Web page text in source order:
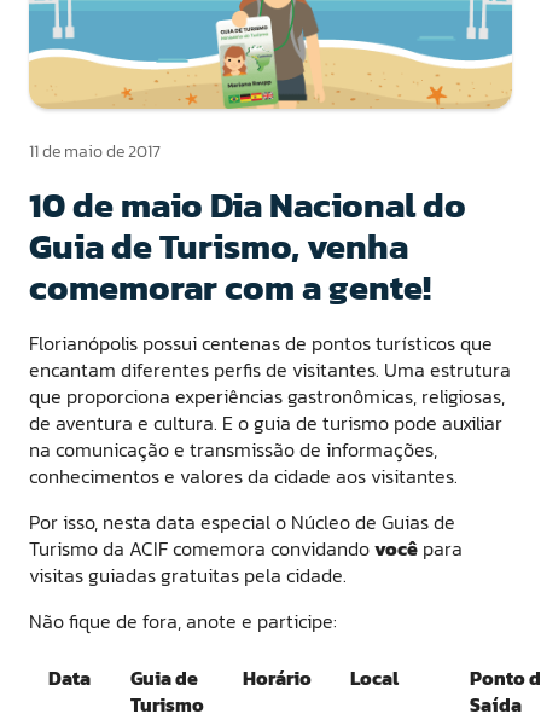
11 de maio de 2017
10 de maio Dia Nacional do
Guia de Turismo, venha
comemorar com a gente!
Florianópolis possui centenas de pontos turísticos que
encantam diferentes perfis de visitantes. Uma estrutura
que proporciona experiências gastronômicas, religiosas,
de aventura e cultura. E o guia de turismo pode auxiliar
na comunicação e transmissão de informações,
conhecimentos e valores da cidade aos visitantes.
Por isso, nesta data especial o Núcleo de Guias de
Turismo da ACIF comemora convidandovocê para
visitas guiadas gratuitas pela cidade.
Não fique de fora, anote e participe:
Data
Guia de
Turismo
Horário Local
Ponto
Saída